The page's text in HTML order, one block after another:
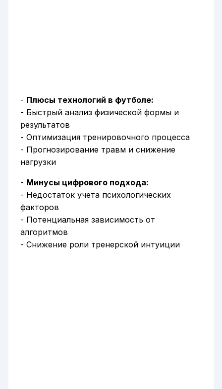
- Плюсы технологий в футболе:
- Быстрый анализ физической формы и
результатов
- Оптимизация тренировочного процесса
- Прогнозирование травм и снижение
нагрузки
- Минусы цифрового подхода:
- Недостаток учета психологических
факторов
- Потенциальная зависимость от
алгоритмов
- Снижение роли тренерской интуиции